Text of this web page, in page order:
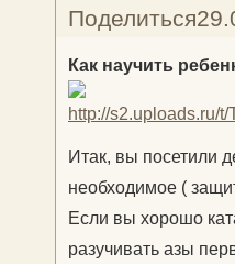
Поделиться
Как научить
Итак, вы посетили
необходимое (
Если вы хорошо
разучивать азы